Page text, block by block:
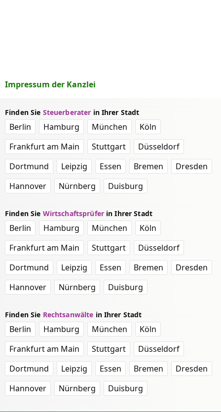
Impressum der Kanzlei
Finden Sie Steuerberater in Ihrer Stadt
Berlin Hamburg München
Köln
Frankfurt am Main
Stuttgart
Düsseldorf
Dortmund
Leipzig Essen Bremen
Dresden
Hannover
Nürnberg Duisburg
Finden Sie Wirtschaftsprüferin Ihrer Stadt
Berlin Hamburg München
Köln
Frankfurt am Main
Stuttgart
Düsseldorf
Dortmund
Leipzig Essen Bremen
Dresden
Hannover
Nürnberg Duisburg
Finden Sie Rechtsanwälte in Ihrer Stadt
Berlin Hamburg München
Köln
Frankfurt am Main
Stuttgart
Düsseldorf
Dortmund
Leipzig Essen Bremen
Dresden
Hannover
Nürnberg Duisburg